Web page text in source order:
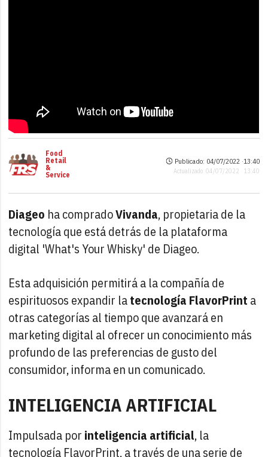
Food
Retail
&
Service
Publicado: 04/07/2022 ·13:40
Actualizado: 04/07/2022 · 13:40
Diageo ha compradoVivanda, propietaria de la
tecnología que está detrás de la plataforma
digital 'What's Your Whisky' de Diageo.
Esta adquisición permitirá a la compañía de
espirituosos expandir latecnología FlavorPrint a
otras categorías al tiempo que avanzará en
marketing digital al ofrecer un conocimiento más
profundo de las preferencias de gusto del
consumidor, informa en un comunicado.
INTELIGENCIA ARTIFICIAL
Impulsada por inteligencia artificial, la
tecnología FlavorPrint, a través de una serie de